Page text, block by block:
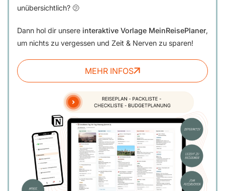
unübersichtlich? 🫤
Dann hol dir unsere interaktive Vorlage MeinReisePlaner,
um nichts zu vergessen und Zeit & Nerven zu sparen!
MEHR INFOS